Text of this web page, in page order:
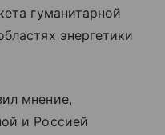
гуманитарной
энергетики
мнение,
и Россией